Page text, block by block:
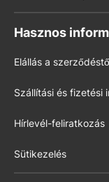
Hasznos
Elállás a
Szállítási és fizetési
Hírlevél-feliratkozás
Sütikezelés